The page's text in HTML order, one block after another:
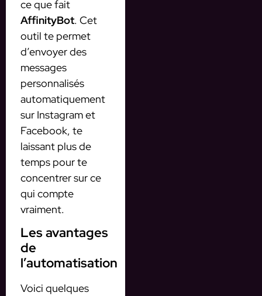
ce que fait
AffinityBot. Cet
outil te permet
d’envoyer des
messages
personnalisés
automatiquement
sur Instagram et
Facebook, te
laissant plus de
temps pour te
concentrer sur ce
qui compte
vraiment.
Les avantages
de
l’automatisation
Voici quelques